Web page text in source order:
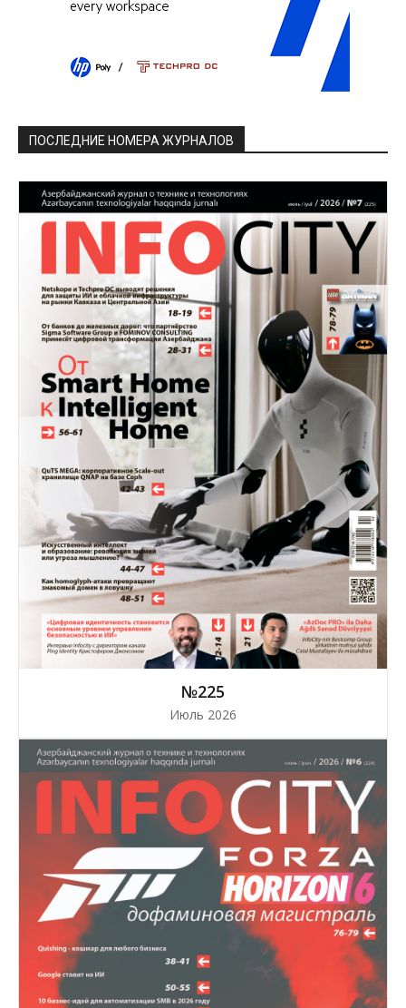
ПОСЛЕДНИЕ НОМЕРА ЖУРНАЛОВ
№225
Июль 2026